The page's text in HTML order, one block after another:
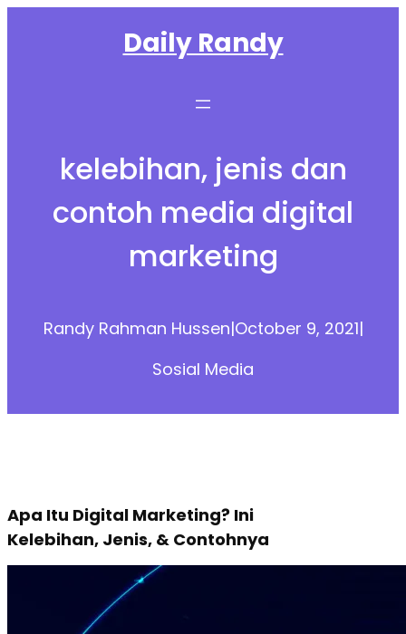
Daily Randy
kelebihan, jenis dan
contoh media digital
marketing
Randy Rahman Hussen|October 9, 2021|
Sosial Media
Apa Itu Digital Marketing? Ini
Kelebihan, Jenis, & Contohnya